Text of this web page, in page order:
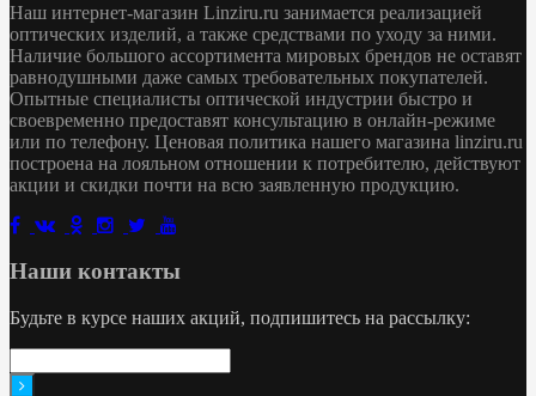
Наш интернет-магазин Linziru.ru занимается реализацией
оптических изделий, а также средствами по уходу за ними.
Наличие большого ассортимента мировых брендов не оставят
равнодушными даже самых требовательных покупателей.
Опытные специалисты оптической индустрии быстро и
своевременно предоставят консультацию в онлайн-режиме
или по телефону. Ценовая политика нашего магазина linziru.ru
построена на лояльном отношении к потребителю, действуют
акции и скидки почти на всю заявленную продукцию.
Наши контакты
Будьте в курсе наших акций, подпишитесь на рассылку: